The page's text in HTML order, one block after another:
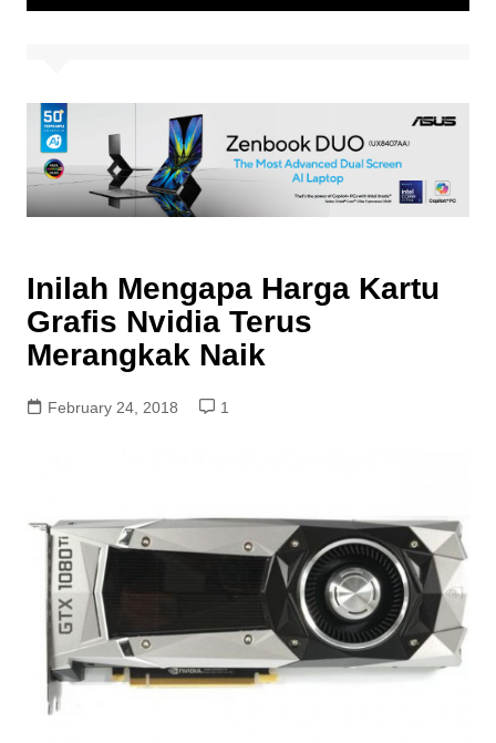
Inilah Mengapa Harga Kartu
Grafis Nvidia Terus
Merangkak Naik
February 24, 2018 1